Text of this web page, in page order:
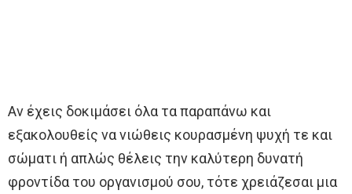
Αν έχεις δοκιμάσει όλα τα παραπάνω και
εξακολουθείς να νιώθεις κουρασμένη ψυχή τε και
σώματι ή απλώς θέλεις την καλύτερη δυνατή
φροντίδα του οργανισμού σου, τότε χρειάζεσαι μια